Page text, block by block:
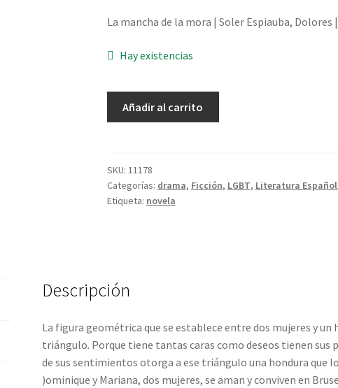
La mancha de la mora | Soler Espiauba, Dolores
Hay existencias
mora
-
Soler
Añadir al carrito
SKU: 11178
Categorías: drama, Ficción, LGBT, Literatura
Etiqueta: novela
Descripción
La figura geométrica que se establece entre dos mujeres y
triángulo. Porque tiene tantas caras como deseos tienen sus
de sus sentimientos otorga a ese triángulo una hondura que
)ominique y Mariana, dos mujeres, se aman y conviven en